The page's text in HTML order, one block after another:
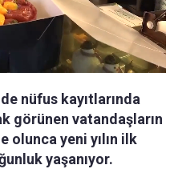
nüfus kayıtlarında
görünen vatandaşların
olunca yeni yılın ilk
yaşanıyor.